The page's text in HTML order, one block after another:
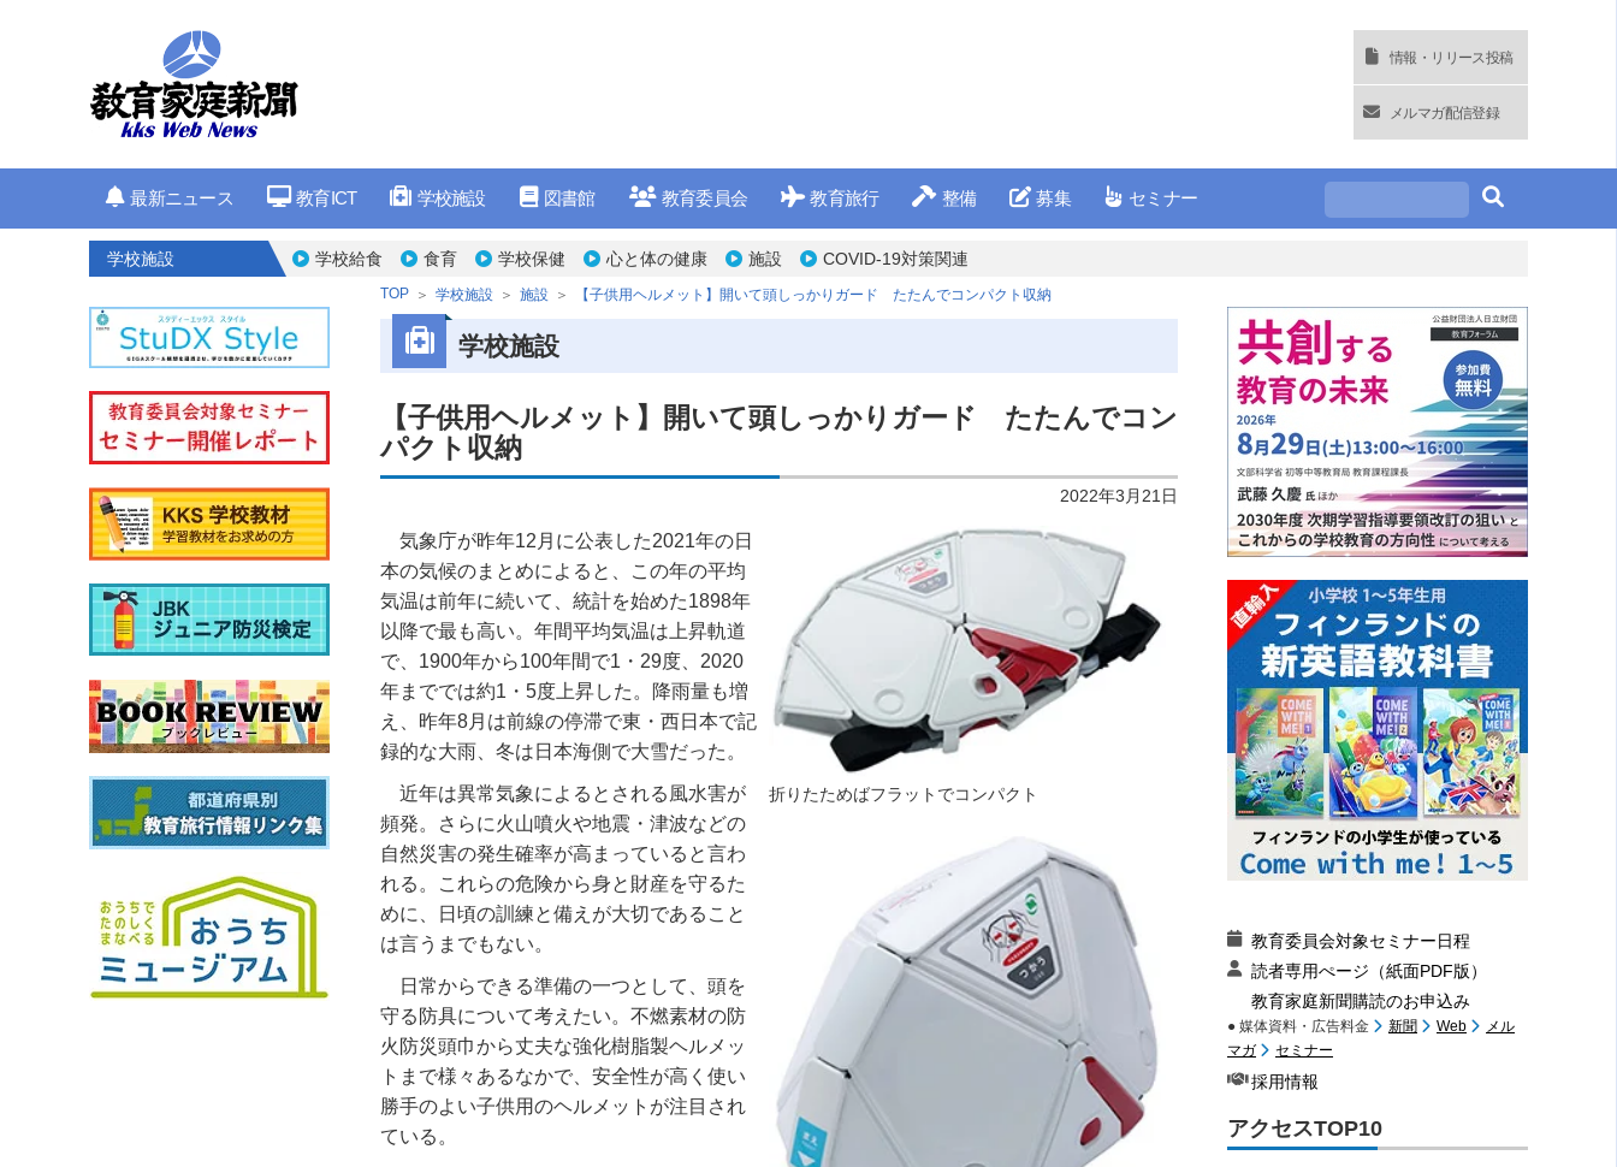
情報・リリース投稿
メルマガ配信登録
最新ニュース 教育ICT 学校施設 図書館 教育委員会 教育旅行 整備 募集 セミナー
学校施設 学校給食 食育 学校保健 心と体の健康 施設 COVID-19対策関連
TOP 学校施設 施設 【子供用ヘルメット】開いて頭しっかりガード たたんでコンパクト収納
学校施設
【子供用ヘルメット】開いて頭しっかりガード たたんでコン
パクト収納
2022年3月21日
折りたためばフラットでコンパクト
気象庁が昨年12 月に公表した2021年の日
本の気候のまとめによると、この年の平均
気温は前年に続いて、統計を始めた1898年
以降で最も高い。年間平均気温は上昇軌道
で、 1900年から100年間で1 ・ 29度、 2020
年まででは約1 ・ 5度上昇した。降雨量も増
え、昨年8月は前線の停滞で東・西日本で記
録的な大雨、冬は日本海側で大雪だった。
近年は異常気象によるとされる風水害が
頻発。さらに火山噴火や地震・津波などの
自然災害の発生確率が高まっていると言わ
れる。これらの危険から身と財産を守るた
めに、日頃の訓練と備えが大切であること
は言うまでもない。
日常からできる準備の一つとして、頭を
守る防具について考えたい。不燃素材の防
火防災頭巾から丈夫な強化樹脂製ヘルメッ
トまで様々あるなかで、安全性が高く使い
勝手のよい子供用のヘルメットが注目され
ている。
教育委員会対象セミナー日程
読者専用ぺージ（紙面PDF版）
教育家庭新聞購読のお申込み
● 媒体資料・広告料金 新聞 Web
メル
マガ
セミナー
採用情報
アクセスTOP10